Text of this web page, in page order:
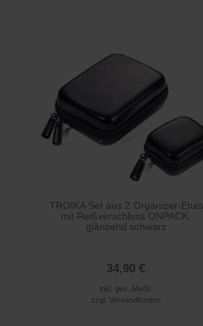
TROIKA Set aus 2 Organizer-Etuis
mit Reißverschluss ONPACK,
glänzend schwarz
34,90 €
inkl. ges. MwSt.
zzgl.Versandkosten